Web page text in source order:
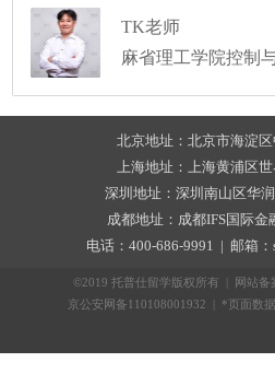
TK老师
北京地址：北京市海淀
上海地址：上海黄浦区
深圳地址：深圳南山区华
成都地址：成都IFS国际金
电话：400-686-9991 | 邮箱：
©2019 托普仕留学版权所有 | 网站备
京公安网备110108001932 | *页面数